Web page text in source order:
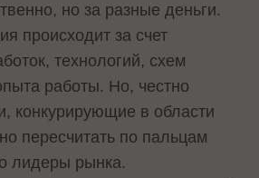
но за разные деньги.
происходит за счет
технологий, схем
работы. Но, честно
конкурирующие в области
пересчитать по пальцам
лидеры рынка.